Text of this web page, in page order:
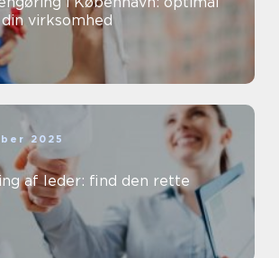
virksomhed
2025
af leder: find den rette